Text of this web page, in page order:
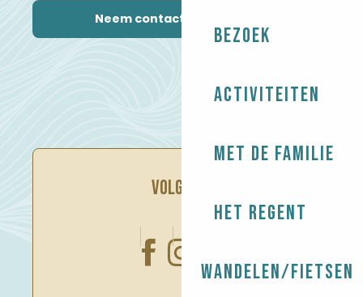
Bezoek
Activiteiten
Met de familie
Het regent
Wandelen/Fietsen
Neem contact met ons op
VOLG ONS